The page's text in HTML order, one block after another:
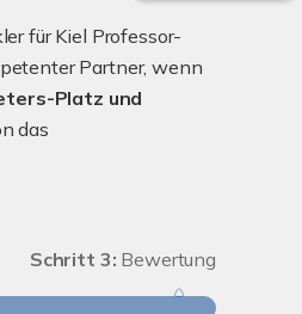
für Kiel Professor-
Partner, wenn
Platz und
das
Schritt 3: Bewertung